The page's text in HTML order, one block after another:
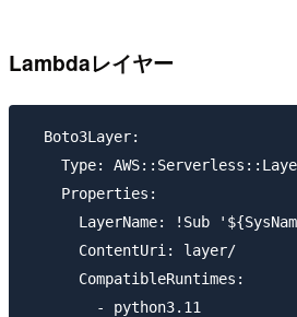
Lambdaレイヤー
  Boto3Layer:
Type:
    Properties:
LayerName: !Sub
      ContentUri: layer/
      CompatibleRuntimes:
        - python3.11